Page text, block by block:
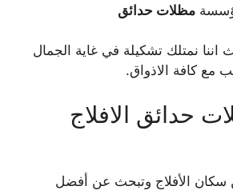
مظلات حدائق
اننا نمتلك تشكيلة في غاية الجمال
مع كافة الاذواق.
حدائق الافلاج
الأفلاج وتبحث عن أفضل